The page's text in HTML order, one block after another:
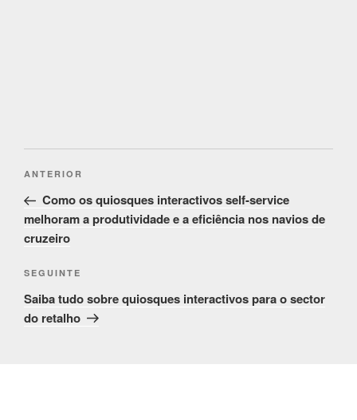
Post
navigation
Conteúdo
anterior
ANTERIOR
Como os quiosques interactivos self-service
melhoram a produtividade e a eficiência nos navios de
cruzeiro
Conteúdo
seguinte
SEGUINTE
Saiba tudo sobre quiosques interactivos para o sector
do retalho